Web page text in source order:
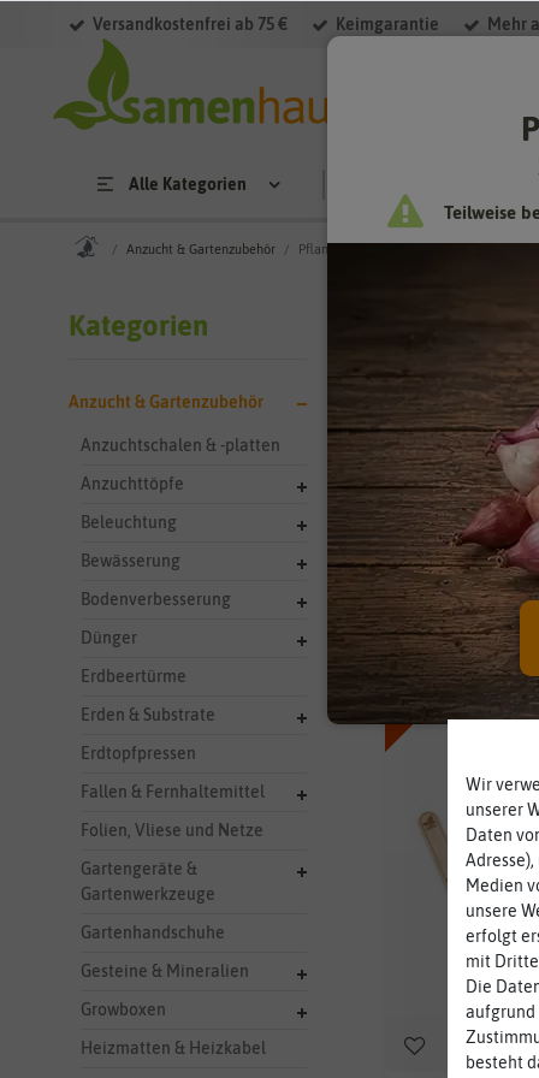
Versandkostenfrei ab 75 € Keimgarantie Mehr
Alle Kategorien
Anzucht & Gartenzubehör Pflanzenetiketten
Kategorien
Anzucht & Gartenzubehör
Anzuchtschalen & -platten
Anzuchttöpfe
Beleuchtung
Bewässerung
Bodenverbesserung
Dünger
Erdbeertürme
Erden & Substrate
Erdtopfpressen
Fallen & Fernhaltemittel
Folien, Vliese und Netze
Gartengeräte &
Gartenwerkzeuge
Gartenhandschuhe
Gesteine & Mineralien
Growboxen
Heizmatten & Heizkabel
Anzucht
Geht es Ihnen
ganz anderes
ausgeschlossen!
Hersteller
8 Ergebnisse
-50%
Filter
Wir
unserer
Daten
Medien
unsere
erfolgt
mit
Die
aufgrund
besteht
Teilweise